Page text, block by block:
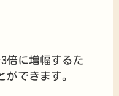
倍に増幅するた
ができます。